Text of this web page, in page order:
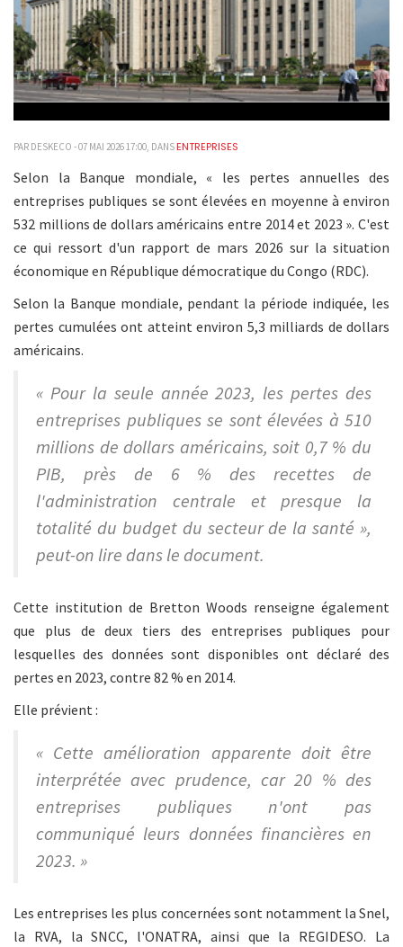
PAR DESKECO - 07 MAI 2026 17:00, DANS ENTREPRISES
Selon la Banque mondiale, « les pertes annuelles des
entreprises publiques se sont élevées en moyenne à environ
532 millions de dollars américains entre 2014 et 2023 ». C'est
ce qui ressort d'un rapport de mars 2026 sur la situation
économique en République démocratique du Congo (RDC).
Selon la Banque mondiale, pendant la période indiquée, les
pertes cumulées ont atteint environ 5,3 milliards de dollars
américains.
« Pour la seule année 2023, les pertes des
entreprises publiques se sont élevées à 510
millions de dollars américains, soit 0,7 % du
PIB, près de 6 % des recettes de
l'administration centrale et presque la
totalité du budget du secteur de la santé »,
peut-on lire dans le document.
Cette institution de Bretton Woods renseigne également
que plus de deux tiers des entreprises publiques pour
lesquelles des données sont disponibles ont déclaré des
pertes en 2023, contre 82 % en 2014.
Elle prévient :
« Cette amélioration apparente doit être
interprétée avec prudence, car 20 % des
entreprises publiques n'ont pas
communiqué leurs données financières en
2023. »
Les entreprises les plus concernées sont notamment la Snel,
la RVA, la SNCC, l'ONATRA, ainsi que la REGIDESO. La